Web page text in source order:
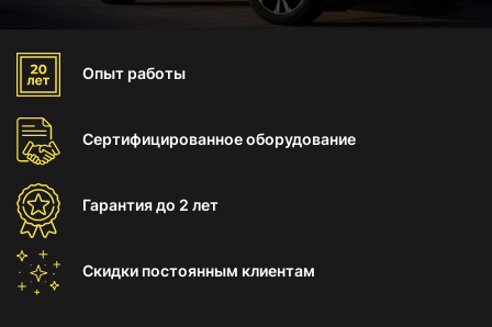
Опыт работы
Сертифицированноеоборудование
Гарантиядо 2 лет
Скидки постоянным клиентам